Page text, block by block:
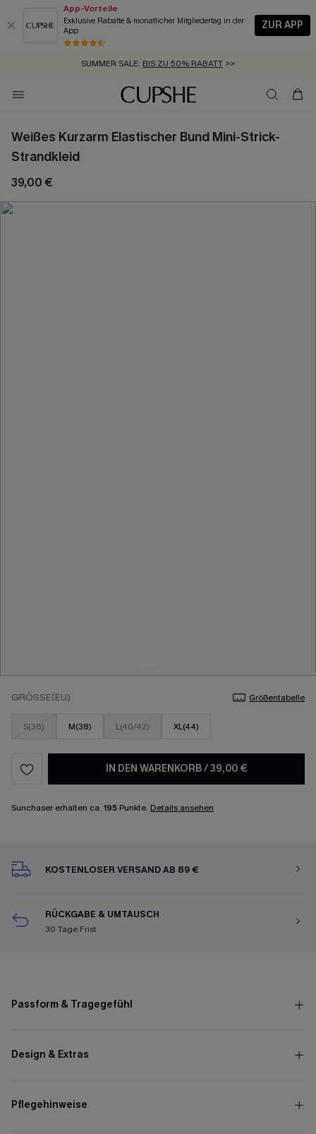
App-Vorteile
Exklusive Rabatte & monatlicher Mitgliedertag in der
App
ZUR APP
GRATIS MASSBAND MIT JEDEM SCHNELLVERSAND-ARTIKEL >>
SUMMER SALE: BIS ZU 50% RABATT >>
ZUM NEWSLETTER:BIS ZU -20% EXTRA ERHALTEN
KOSTENLOSER VERSAND AB 89 €
Weißes Kurzarm Elastischer Bund Mini-Strick-
Strandkleid
39,00 €
GRÖSSE(EU) Größentabelle
S(36) M(38) L(40/42) XL(44)
IN DEN WARENKORB/39,00 €
Sunchaser erhalten ca. 195 Punkte. Details ansehen
KOSTENLOSER VERSAND AB 89 €
RÜCKGABE & UMTAUSCH
30 Tage Frist
Passform & Tragegefühl
Design & Extras
Pflegehinweise